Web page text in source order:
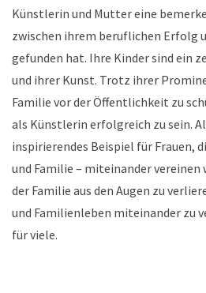
Künstlerin und Mutter eine
zwischen ihrem beruflichen Erfolg
gefunden hat. Ihre Kinder sind ein
und ihrer Kunst. Trotz ihrer
Familie vor der Öffentlichkeit zu
als Künstlerin erfolgreich zu sein.
inspirierendes Beispiel für Frauen,
und Familie – miteinander vereinen
der Familie aus den Augen zu
und Familienleben miteinander zu
für viele.